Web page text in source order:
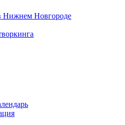
Нижнем Новгороде